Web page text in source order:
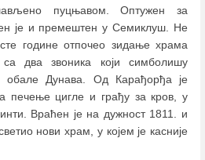
пуцњавом. Оптужен за
је и премештен у Семиклуш. Не
године отпочео зидање храма
са два звоника који симболишу
обале Дунава. Од Карађорђа је
печење цигле и грађу за кров, у
Враћен је на дужност 1811. и
нови храм, у којем је касније